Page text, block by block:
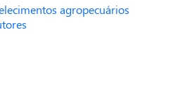
agropecuários